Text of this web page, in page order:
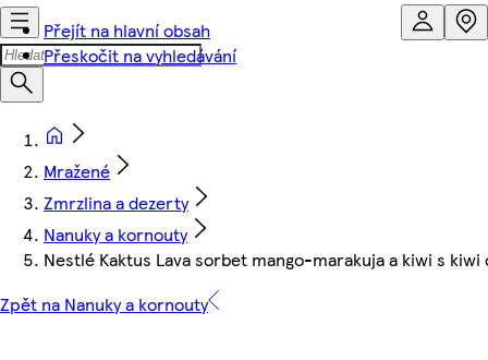
Přejít na hlavní obsah
Přeskočit na vyhledávání
Mražené
Zmrzlina a dezerty
Nanuky a kornouty
Nestlé Kaktus Lava sorbet mango-marakuja a kiwi s
Zpět na Nanuky a kornouty